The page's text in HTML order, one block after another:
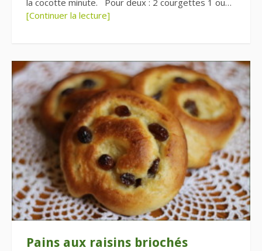
[Continuer la lecture]
Pains aux raisins briochés